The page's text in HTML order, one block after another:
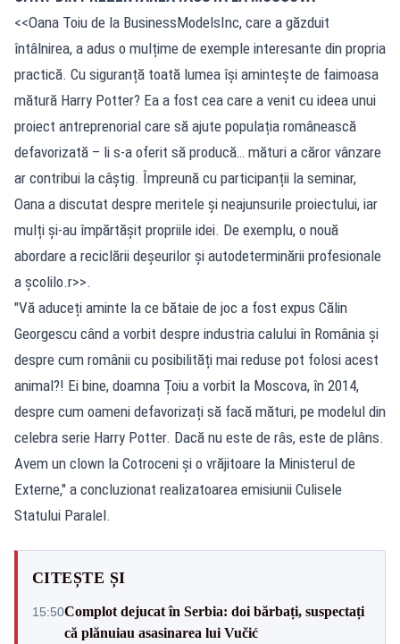
<<Oana Toiu de la BusinessModelsInc, care a găzduit
întâlnirea, a adus o mulțime de exemple interesante din propria
practică. Cu siguranță toată lumea își amintește de faimoasa
mătură Harry Potter? Ea a fost cea care a venit cu ideea unui
proiect antreprenorial care să ajute populația românească
defavorizată – li s-a oferit să producă… mături a căror vânzare
ar contribui la câștig. Împreună cu participanții la seminar,
Oana a discutat despre meritele și neajunsurile proiectului, iar
mulți și-au împărtășit propriile idei. De exemplu, o nouă
abordare a reciclării deșeurilor și autodeterminării profesionale
a școlilo.r>>.
"Vă aduceți aminte la ce bătaie de joc a fost expus Călin
Georgescu când a vorbit despre industria calului în România și
despre cum românii cu posibilități mai reduse pot folosi acest
animal?! Ei bine, doamna Țoiu a vorbit la Moscova, în 2014,
despre cum oameni defavorizați să facă mături, pe modelul din
celebra serie Harry Potter. Dacă nu este de râs, este de plâns.
Avem un clown la Cotroceni și o vrăjitoare la Ministerul de
Externe," a concluzionat realizatoarea emisiunii Culisele
Statului Paralel.
CITEȘTE ȘI
15:50Complot dejucat în Serbia: doi bărbați, suspectați
că plănuiau asasinarea lui Vučić